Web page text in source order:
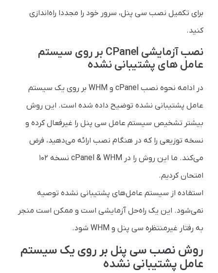
برای تکمیل نصب سی پنل، سرور خود را مجددا راه‌اندازی
کنید.
نصب آزمایشی CPanel بر روی سیستم
عامل های پشتیبانی نشده
در ادامه نحوه نصب cPanel و WHM بر روی یک سیستم
عامل پشتیبانی نشده توضیح داده شده است. این روش
بیشتر تشخیص سیستم عامل سی پنل را غیرفعال کرده و
نسخه توزیعی را که در هنگام نصب ارائه می‌دهید، فرض
می‌کند. ما این روش را در cPanel & WHM نسخه ۱۰۲
امتحان کردیم.
استفاده از سیستم عامل‌های پشتیبانی نشده توصیه
نمی‌شود. این یک راه‌حل آزمایشی است و ممکن است منجر
به رفتار غیرمنتظره سی پنل و WHM شود.
روش نصب سی پنل بر روی یک سیستم
عامل پشتیبانی نشده